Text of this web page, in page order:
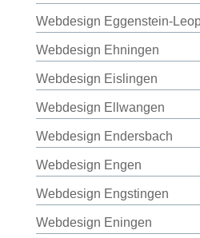
Webdesign Eggenstein-
Webdesign Ehningen
Webdesign Eislingen
Webdesign Ellwangen
Webdesign Endersbach
Webdesign Engen
Webdesign Engstingen
Webdesign Eningen